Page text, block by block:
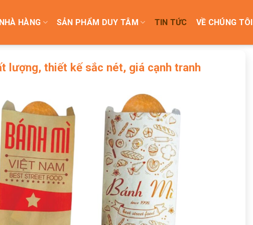
HÀNG SẢN PHẨM DUY TÂM TIN TỨC VỀ CHÚNG TÔI
lượng, thiết kế sắc nét, giá cạnh tranh